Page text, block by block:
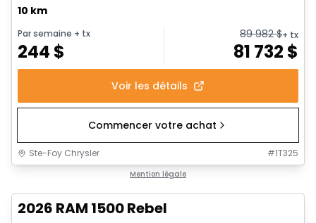
10 km
Par semaine + tx
244 $
89 982$+ tx
81 732 $
Voir les détails
Commencer votre achat
Ste-Foy Chrysler #1T325
Mention légale
2026 RAM 1500 Rebel